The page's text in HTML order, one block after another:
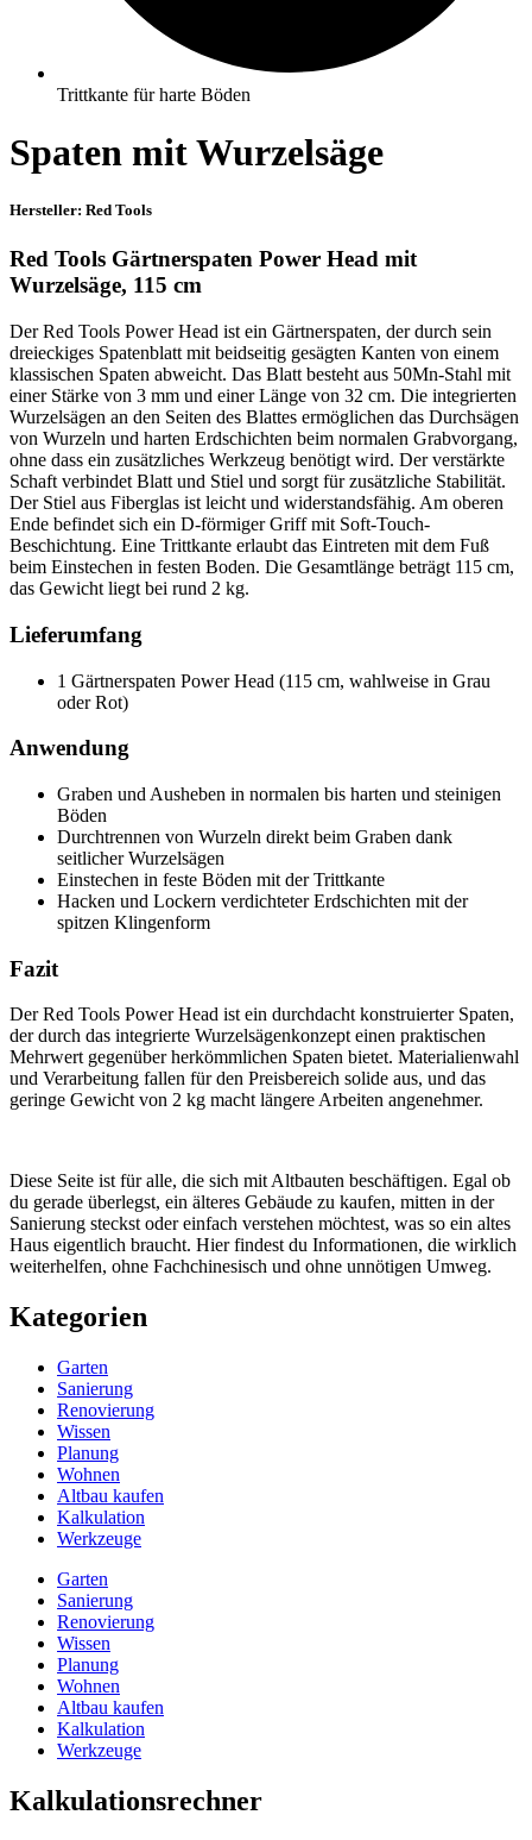
Trittkante für harte Böden
Spaten mit Wurzelsäge
Hersteller: Red Tools
Red Tools Gärtnerspaten Power Head mit
Wurzelsäge, 115 cm
Der Red Tools Power Head ist ein Gärtnerspaten, der durch sein
dreieckiges Spatenblatt mit beidseitig gesägten Kanten von einem
klassischen Spaten abweicht. Das Blatt besteht aus 50Mn-Stahl mit
einer Stärke von 3 mm und einer Länge von 32 cm. Die integrierten
Wurzelsägen an den Seiten des Blattes ermöglichen das Durchsägen
von Wurzeln und harten Erdschichten beim normalen Grabvorgang,
ohne dass ein zusätzliches Werkzeug benötigt wird. Der verstärkte
Schaft verbindet Blatt und Stiel und sorgt für zusätzliche Stabilität.
Der Stiel aus Fiberglas ist leicht und widerstandsfähig. Am oberen
Ende befindet sich ein D-förmiger Griff mit Soft-Touch-
Beschichtung. Eine Trittkante erlaubt das Eintreten mit dem Fuß
beim Einstechen in festen Boden. Die Gesamtlänge beträgt 115 cm,
das Gewicht liegt bei rund 2 kg.
Lieferumfang
1 Gärtnerspaten Power Head (115 cm, wahlweise in Grau
oder Rot)
Anwendung
Graben und Ausheben in normalen bis harten und steinigen
Böden
Durchtrennen von Wurzeln direkt beim Graben dank
seitlicher Wurzelsägen
Einstechen in feste Böden mit der Trittkante
Hacken und Lockern verdichteter Erdschichten mit der
spitzen Klingenform
Fazit
Der Red Tools Power Head ist ein durchdacht konstruierter Spaten,
der durch das integrierte Wurzelsägenkonzept einen praktischen
Mehrwert gegenüber herkömmlichen Spaten bietet. Materialienwahl
und Verarbeitung fallen für den Preisbereich solide aus, und das
geringe Gewicht von 2 kg macht längere Arbeiten angenehmer.
Diese Seite ist für alle, die sich mit Altbauten beschäftigen. Egal ob
du gerade überlegst, ein älteres Gebäude zu kaufen, mitten in der
Sanierung steckst oder einfach verstehen möchtest, was so ein altes
Haus eigentlich braucht. Hier findest du Informationen, die wirklich
weiterhelfen, ohne Fachchinesisch und ohne unnötigen Umweg.
Kategorien
Garten
Sanierung
Renovierung
Wissen
Planung
Wohnen
Altbau kaufen
Kalkulation
Werkzeuge
Garten
Sanierung
Renovierung
Wissen
Planung
Wohnen
Altbau kaufen
Kalkulation
Werkzeuge
Kalkulationsrechner